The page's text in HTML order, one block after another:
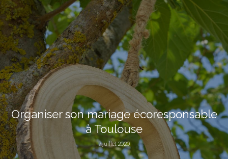
Organiser son mariage écoresponsable
à Toulouse
7 juillet 2020